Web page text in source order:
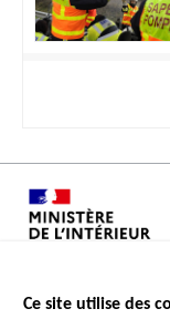
Ce site utilise des